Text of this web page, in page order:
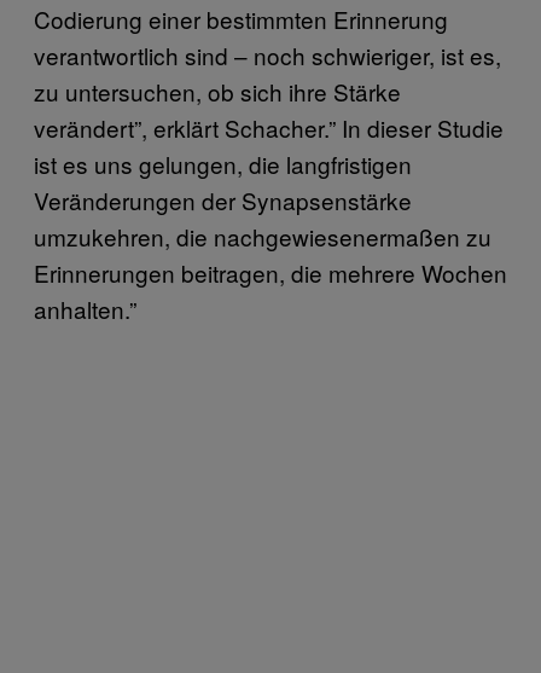
Codierung einer bestimmten Erinnerung
verantwortlich sind – noch schwieriger, ist es,
zu untersuchen, ob sich ihre Stärke
verändert”, erklärt Schacher.” In dieser Studie
ist es uns gelungen, die langfristigen
Veränderungen der Synapsenstärke
umzukehren, die nachgewiesenermaßen zu
Erinnerungen beitragen, die mehrere Wochen
anhalten.”